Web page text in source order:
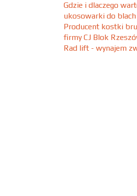
Gdzie i dlaczego
ukosowarki do blach
Producent kostki
firmy CJ Blok
Rad lift - wynajem